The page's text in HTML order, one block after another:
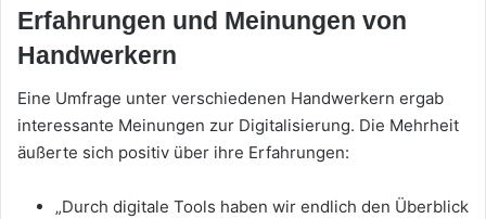
Erfahrungen und Meinungen von
Handwerkern
Eine Umfrage unter verschiedenen Handwerkern ergab
interessante Meinungen zur Digitalisierung. Die Mehrheit
äußerte sich positiv über ihre Erfahrungen:
„Durch digitale Tools haben wir endlich den Überblick